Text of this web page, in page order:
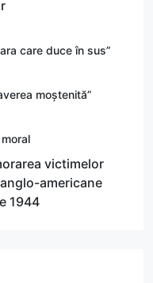
care duce în sus”
moștenită”
victimelor
americane
1944